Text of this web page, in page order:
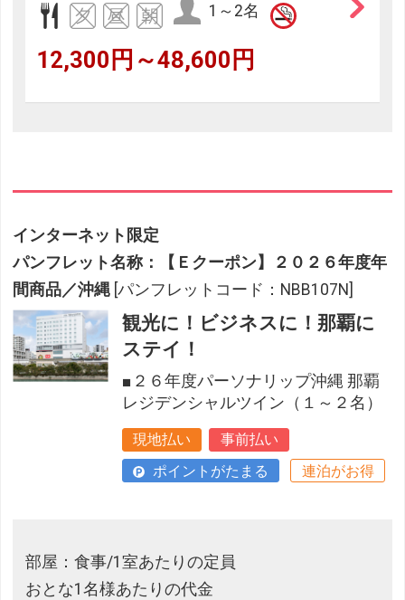
1～2名
12,300円～48,600円
インターネット限定
パンフレット名称：【Ｅクーポン】２０２６年度年
間商品／沖縄 [パンフレットコード：NBB107N]
観光に！ビジネスに！那覇に
ステイ！
■２６年度パーソナリップ沖縄 那覇
レジデンシャルツイン（１～２名）
現地払い
事前払い
ポイントがたまる
連泊がお得
部屋：食事/1室あたりの定員
おとな1名様あたりの代金